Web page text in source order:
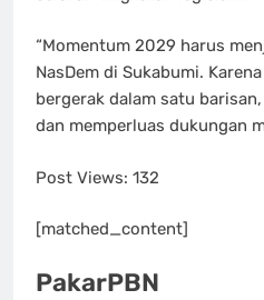
“Momentum 2029 harus
NasDem di Sukabumi.
bergerak dalam satu
dan memperluas dukungan
Post Views: 132
[matched_content]
PakarPBN